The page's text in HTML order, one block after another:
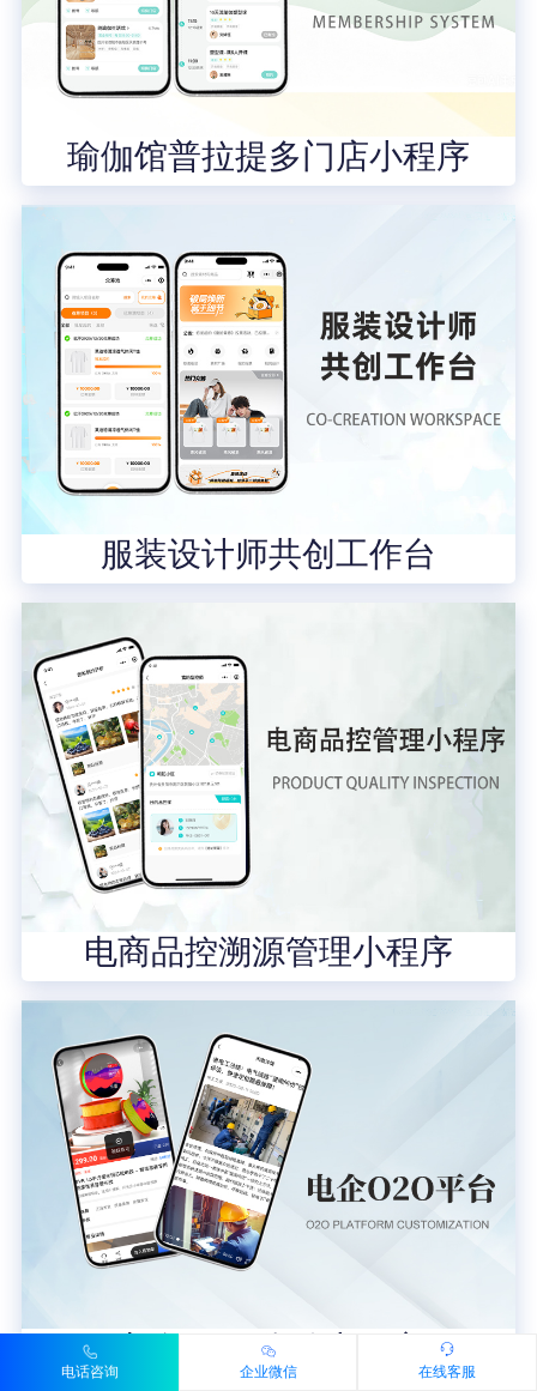
瑜伽馆普拉提多门店小程序
服装设计师共创工作台
电商品控溯源管理小程序
电企O2O分销小程序
电话咨询 企业微信 在线客服